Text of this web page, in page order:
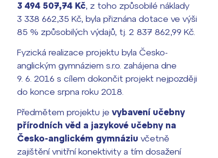
3 494 507,74 Kč, z toho způsobilé náklady
3 338 662,35 Kč, byla přiznána dotace ve výši
85 % způsobilých výdajů, tj. 2 837 862,99 Kč.
Fyzická realizace projektu byla Česko-
anglickým gymnáziem s.r.o. zahájena dne
9. 6. 2016 s cílem dokončit projekt nejpozději
do konce srpna roku 2018.
Předmětem projektu je vybavení učebny
přírodních věd a jazykové učebny na
Česko-anglickém gymnáziu včetně
zajištění vnitřní konektivity a tím dosažení